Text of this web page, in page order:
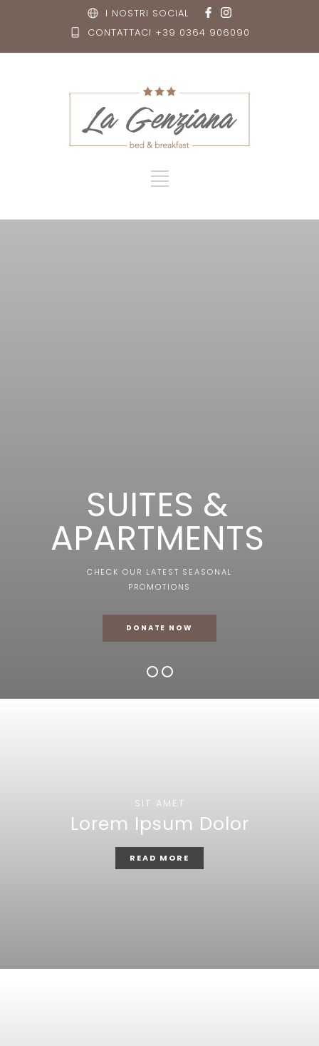
I NOSTRI SOCIAL
CONTATTACI +39 0364 906090
SUITES &
APARTMENTS
CHECK OUR LATEST SEASONAL
PROMOTIONS
DONATE NOW
SIT AMET
Lorem Ipsum Dolor
READ MORE